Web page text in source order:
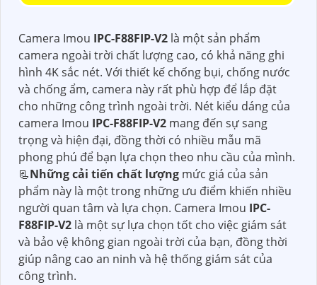
Camera Imou IPC-F88FIP-V2 là một sản phẩm
camera ngoài trời chất lượng cao, có khả năng ghi
hình 4K sắc nét. Với thiết kế chống bụi, chống nước
và chống ẩm, camera này rất phù hợp để lắp đặt
cho những công trình ngoài trời. Nét kiểu dáng của
camera Imou IPC-F88FIP-V2 mang đến sự sang
trọng và hiện đại, đồng thời có nhiều mẫu mã
phong phú để bạn lựa chọn theo nhu cầu của mình.
📃Những cải tiến chất lượng mức giá của sản
phẩm này là một trong những ưu điểm khiến nhiều
người quan tâm và lựa chọn. Camera Imou IPC-
F88FIP-V2 là một sự lựa chọn tốt cho việc giám sát
và bảo vệ không gian ngoài trời của bạn, đồng thời
giúp nâng cao an ninh và hệ thống giám sát của
công trình.